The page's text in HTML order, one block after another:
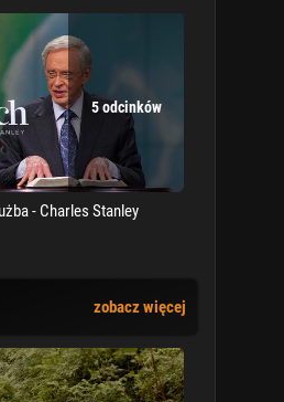
5 odcinków
- Charles Stanley
zobacz więcej